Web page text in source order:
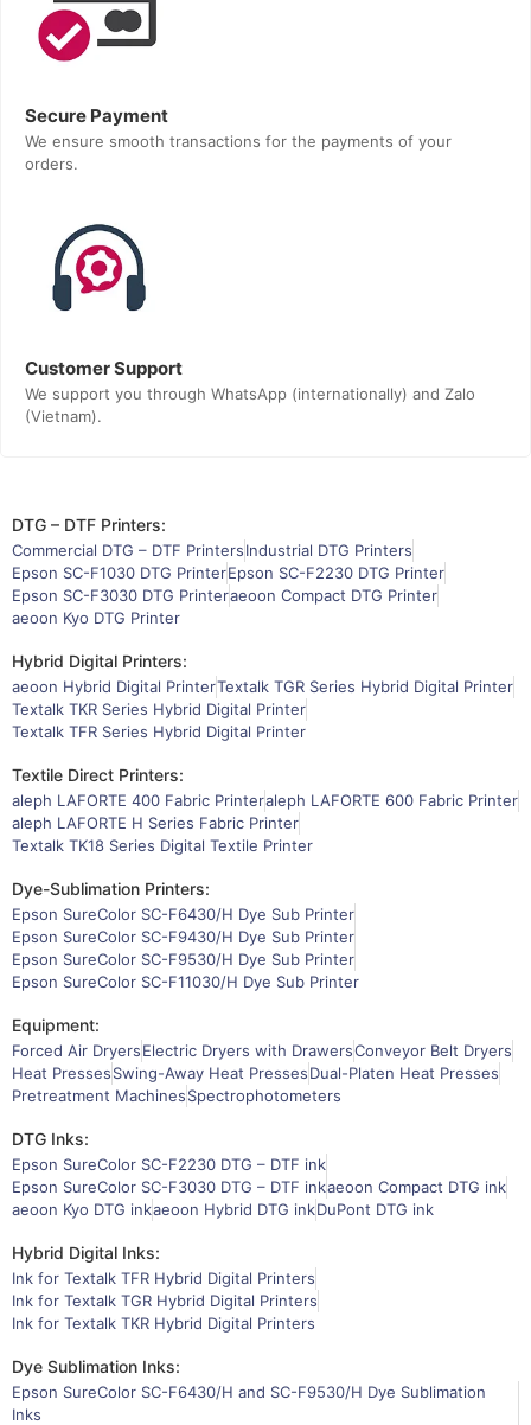
Secure Payment
We ensure smooth transactions for the payments of your
orders.
Customer Support
We support you through WhatsApp (internationally) and Zalo
(Vietnam).
DTG – DTF Printers:
Commercial DTG – DTF PrintersIndustrial DTG Printers
Epson SC-F1030 DTG PrinterEpson SC-F2230 DTG Printer
Epson SC-F3030 DTG Printeraeoon Compact DTG Printer
aeoon Kyo DTG Printer
Hybrid Digital Printers:
aeoon Hybrid Digital PrinterTextalk TGR Series Hybrid Digital Printer
Textalk TKR Series Hybrid Digital Printer
Textalk TFR Series Hybrid Digital Printer
Textile Direct Printers:
aleph LAFORTE 400 Fabric Printeraleph LAFORTE 600 Fabric Printer
aleph LAFORTE H Series Fabric Printer
Textalk TK18 Series Digital Textile Printer
Dye-Sublimation Printers:
Epson SureColor SC-F6430/H Dye Sub Printer
Epson SureColor SC-F9430/H Dye Sub Printer
Epson SureColor SC-F9530/H Dye Sub Printer
Epson SureColor SC-F11030/H Dye Sub Printer
Equipment:
Forced Air DryersElectric Dryers with DrawersConveyor Belt Dryers
Heat PressesSwing-Away Heat PressesDual-Platen Heat Presses
Pretreatment MachinesSpectrophotometers
DTG Inks:
Epson SureColor SC-F2230 DTG – DTF ink
Epson SureColor SC-F3030 DTG – DTF inkaeoon Compact DTG ink
aeoon Kyo DTG inkaeoon Hybrid DTG inkDuPont DTG ink
Hybrid Digital Inks:
Ink for Textalk TFR Hybrid Digital Printers
Ink for Textalk TGR Hybrid Digital Printers
Ink for Textalk TKR Hybrid Digital Printers
Dye Sublimation Inks:
Epson SureColor SC-F6430/H and SC-F9530/H Dye Sublimation
Inks